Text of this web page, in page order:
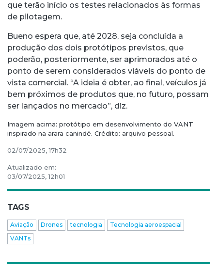
que terão início os testes relacionados às formas
de pilotagem.
Bueno espera que, até 2028, seja concluída a
produção dos dois protótipos previstos, que
poderão, posteriormente, ser aprimorados até o
ponto de serem considerados viáveis do ponto de
vista comercial. “A ideia é obter, ao final, veículos já
bem próximos de produtos que, no futuro, possam
ser lançados no mercado”, diz.
Imagem acima: protótipo em desenvolvimento do VANT
inspirado na arara canindé. Crédito: arquivo pessoal.
02/07/2025, 17h32
Atualizado em:
03/07/2025, 12h01
TAGS
Aviação Drones tecnologia
Tecnologia aeroespacial
VANTs